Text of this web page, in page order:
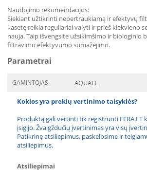
Naudojimo rekomendacijos:
Siekiant užtikrinti nepertraukiamą ir efektyvų
kasetę reikia reguliariai valyti ir prieš kiekvieno
nauja. Taip išvengsite užsikimšimo ir biologinio
filtravimo efektyvumo sumažėjimo.
Parametrai
GAMINTOJAS: AQUAEL
Kokios yra prekių vertinimo taisyklės?
Produktą gali vertinti tik registruoti FERA.LT
įsigijo. Žvaigždučių įvertinimas yra visų
Patikrinę atsiliepimus, paskelbsime ir
atsiliepimus.
Atsiliepimai